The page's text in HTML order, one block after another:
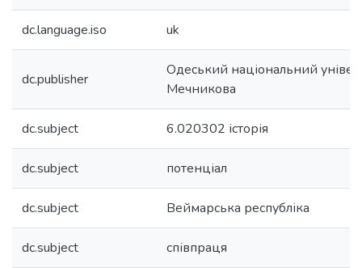
dc.language.iso uk
dc.publisher
Одеський національний
Мечникова
dc.subject 6.020302 історія
dc.subject потенціал
dc.subject Веймарська республіка
dc.subject співпраця